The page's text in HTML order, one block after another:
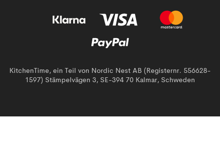
KitchenTime, ein Teil von Nordic Nest AB (Registernr. 556628-
1597) Stämpelvägen 3, SE-394 70 Kalmar, Schweden